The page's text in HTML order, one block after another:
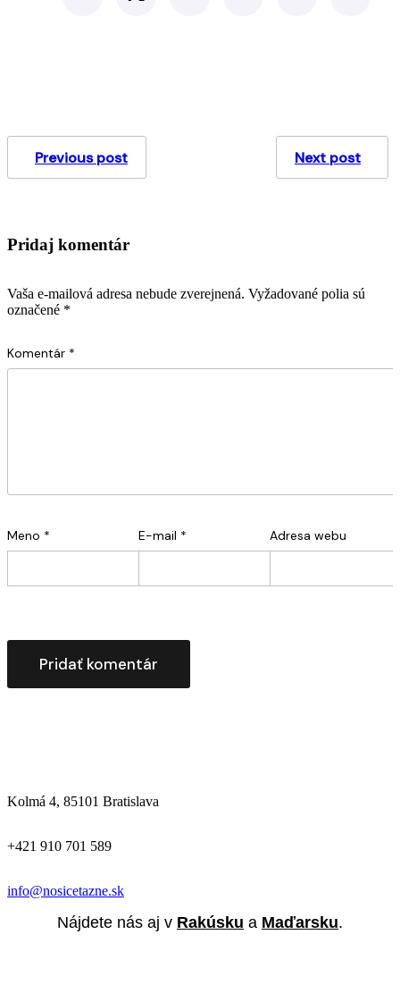
Previous post Next post
Pridaj komentár
Vaša e-mailová adresa nebude zverejnená. Vyžadované polia sú
označené *
Komentár *
Meno * E-mail * Adresa webu
Kolmá 4, 85101 Bratislava
+421 910 701 589
info@nosicetazne.sk
Nájdete nás aj v Rakúsku a Maďarsku.